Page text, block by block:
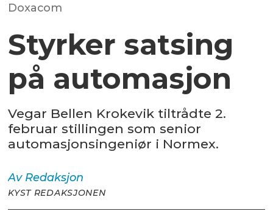
Doxacom
Styrker satsing
på automasjon
Vegar Bellen Krokevik tiltrådte 2.
februar stillingen som senior
automasjonsingeniør i Normex.
Av Redaksjon
KYST REDAKSJONEN